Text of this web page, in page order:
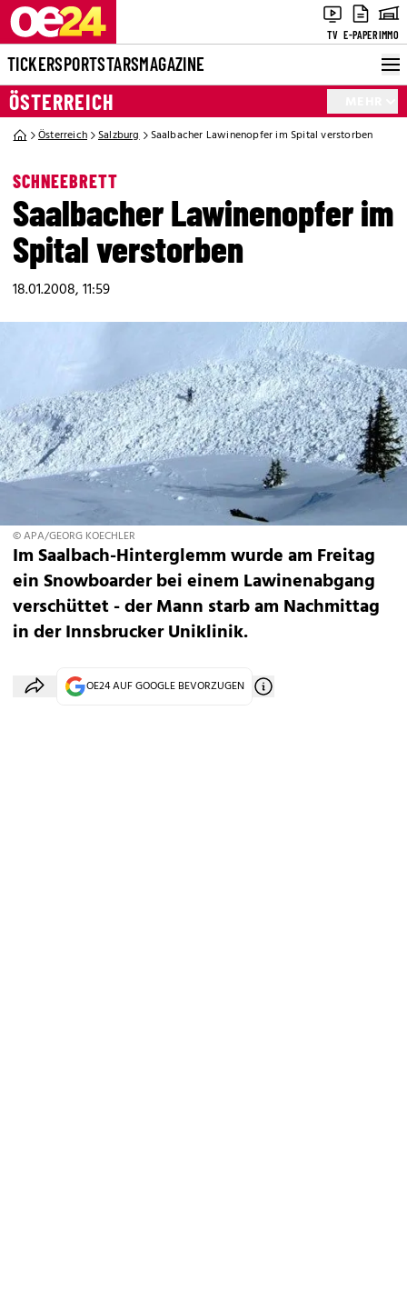
TV E-PAPERIMMO
TICKERSPORTSTARSMAGAZINE
ÖSTERREICH
Österreich Salzburg Saalbacher Lawinenopfer im Spital verstorben
SCHNEEBRETT
Saalbacher Lawinenopfer im
Spital verstorben
18.01.2008, 11:59
© APA/GEORG KOECHLER
Im Saalbach-Hinterglemm wurde am Freitag
ein Snowboarder bei einem Lawinenabgang
verschüttet - der Mann starb am Nachmittag
in der Innsbrucker Uniklinik.
OE24 AUF GOOGLE BEVORZUGEN